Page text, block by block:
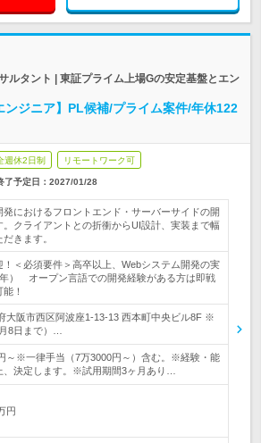
ルタント | 東証プライム上場Gの安定基盤とエン
ンジニア】PL候補/プライム案件/年休122
週休2日制 リモートワーク可
了予定日： 2027/01/28
発におけるフロントエンド・サーバーサイドの開
。クライアントとの折衝からUI設計、実装まで幅
きます。
！＜必須要件＞高卒以上、Webシステム開発の実
） オープン言語での開発経験がある方は即戦
！
大阪市西区阿波座1-13-13 西本町中央ビル8F ※
8日まで）…
～※一律手当（7万3000円～）含む。※経験・能
、決定します。※試用期間3ヶ月あり…
円